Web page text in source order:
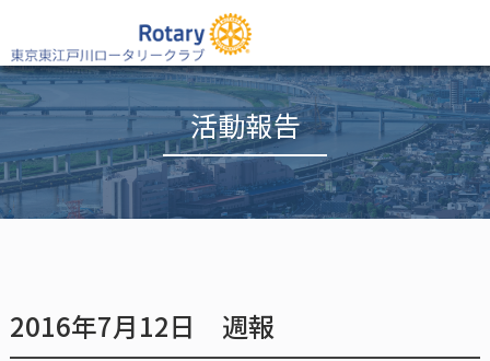
活動報告
2016年7月12日 週報